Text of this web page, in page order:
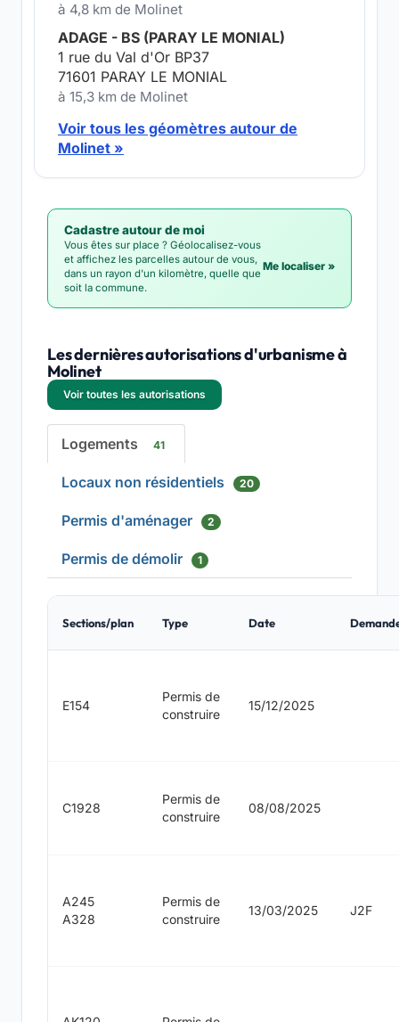
à 4,8 km de Molinet
ADAGE - BS (PARAY LE MONIAL)
1 rue du Val d'Or BP37
71601 PARAY LE MONIAL
à 15,3 km de Molinet
Voir tous les géomètres autour de
Molinet »
Cadastre autour de moi
Vous êtes sur place ? Géolocalisez-vous
et affichez les parcelles autour de vous,
dans un rayon d'un kilomètre, quelle que
soit la commune.
Me localiser »
Les dernières autorisations d'urbanisme à
Molinet
Voir toutes les autorisations
Logements 41
Locaux non résidentiels 20
Permis d'aménager 2
Permis de démolir 1
Sections/plan Type Date
E154
Permis de
construire
15/12/2025
C1928
Permis de
construire
08/08/2025
A245
A328
Permis de
construire
13/03/2025 J2F